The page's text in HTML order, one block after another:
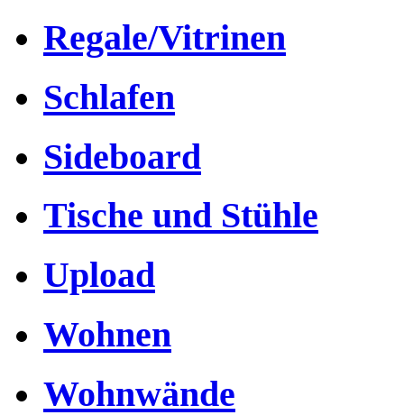
Regale/Vitrinen
Schlafen
Sideboard
Tische und Stühle
Upload
Wohnen
Wohnwände